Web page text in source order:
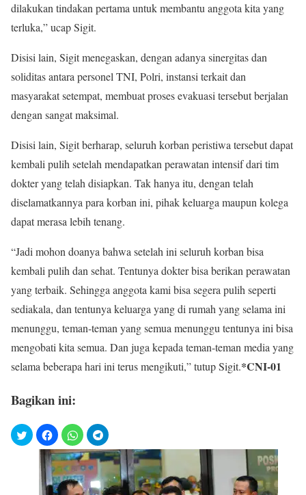
dilakukan tindakan pertama untuk membantu anggota kita yang
terluka,” ucap Sigit.
Disisi lain, Sigit menegaskan, dengan adanya sinergitas dan
soliditas antara personel TNI, Polri, instansi terkait dan
masyarakat setempat, membuat proses evakuasi tersebut berjalan
dengan sangat maksimal.
Disisi lain, Sigit berharap, seluruh korban peristiwa tersebut dapat
kembali pulih setelah mendapatkan perawatan intensif dari tim
dokter yang telah disiapkan. Tak hanya itu, dengan telah
diselamatkannya para korban ini, pihak keluarga maupun kolega
dapat merasa lebih tenang.
“Jadi mohon doanya bahwa setelah ini seluruh korban bisa
kembali pulih dan sehat. Tentunya dokter bisa berikan perawatan
yang terbaik. Sehingga anggota kami bisa segera pulih seperti
sediakala, dan tentunya keluarga yang di rumah yang selama ini
menunggu, teman-teman yang semua menunggu tentunya ini bisa
mengobati kita semua. Dan juga kepada teman-teman media yang
selama beberapa hari ini terus mengikuti,” tutup Sigit.*CNI-01
Bagikan ini: